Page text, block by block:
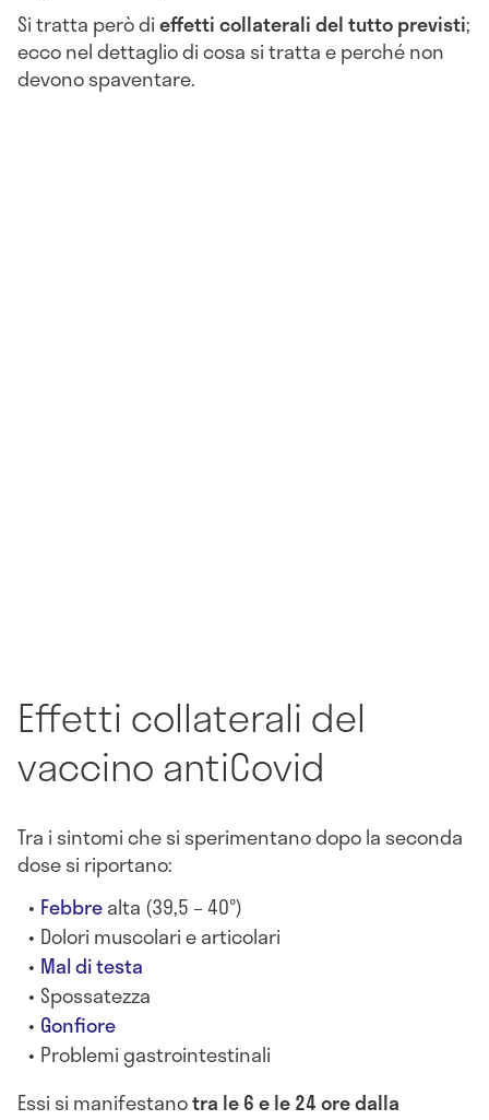
Si tratta però dieffetti collaterali del tutto previsti;
ecco nel dettaglio di cosa si tratta e perché non
devono spaventare.
Effetti collaterali del
vaccino antiCovid
Tra i sintomi che si sperimentano dopo la seconda
dose si riportano:
Febbrealta (39,5 – 40°)
Dolori muscolari e articolari
Mal di testa
Spossatezza
Gonfiore
Problemi gastrointestinali
Essi si manifestanotra le 6 e le 24 ore dalla